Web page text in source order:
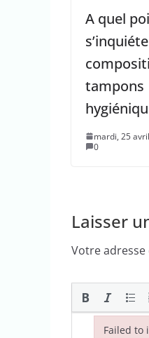
A quel
tampons
mardi, 25
0
Laisser
Votre adresse
Failed to